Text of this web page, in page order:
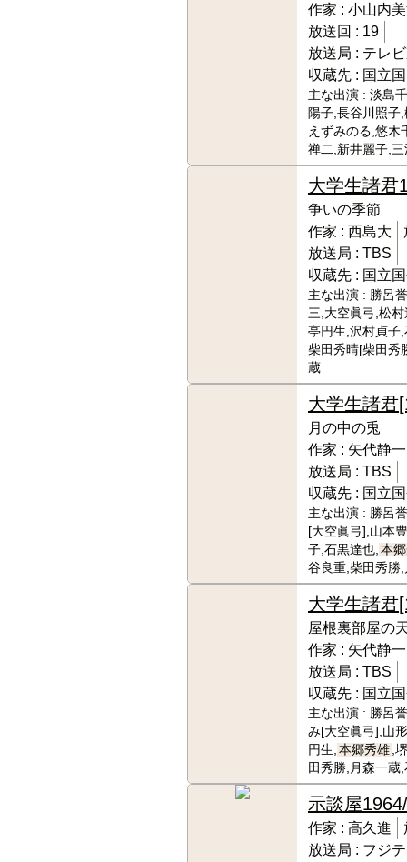
作家 : 小山内
放送回 : 19
放送局 : テレ
収蔵先 : 国立
主な出演 : 淡島
陽子,長谷川照子
えずみのる,悠木
禅二,新井麗子,
大学生諸君
争いの季節
作家 : 西島大
放送局 : TBS
収蔵先 : 国立
主な出演 : 勝呂
三,大空眞弓,松
亭円生,沢村貞子
柴田秀晴[柴田秀
蔵
大学生諸君
月の中の兎
作家 : 矢代静一
放送局 : TBS
収蔵先 : 国立
主な出演 : 勝呂
[大空眞弓],山本
子,石黒達也, 本
谷良重,柴田秀勝
大学生諸君
屋根裏部屋の
作家 : 矢代静一
放送局 : TBS
収蔵先 : 国立
主な出演 : 勝呂
み[大空眞弓],山
円生, 本郷秀雄 ,
田秀勝,月森一蔵
示談屋
作家 : 高久進
放送局 : フジ